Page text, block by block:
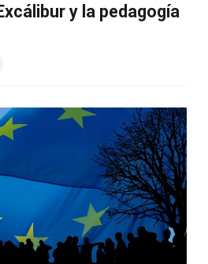
y la pedagogía